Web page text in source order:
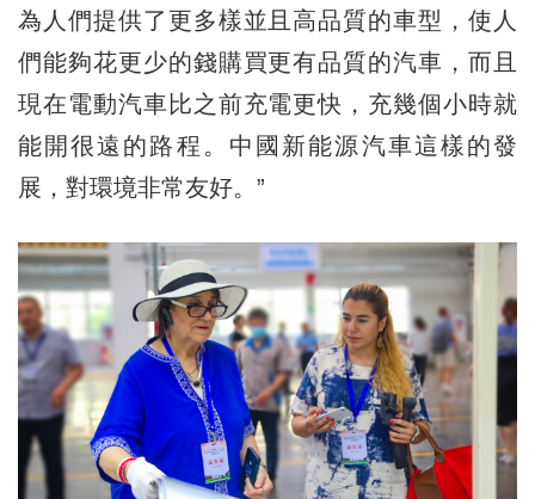
為人們提供了更多樣並且高品質的車型，使人
們能夠花更少的錢購買更有品質的汽車，而且
現在電動汽車比之前充電更快，充幾個小時就
能開很遠的路程。中國新能源汽車這樣的發
展，對環境非常友好。”